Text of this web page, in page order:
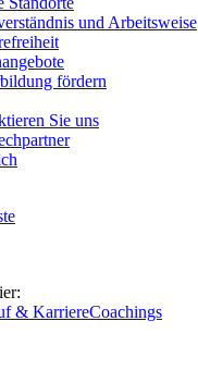
und Arbeitsweise
fördern
Sie uns
& KarriereCoachings